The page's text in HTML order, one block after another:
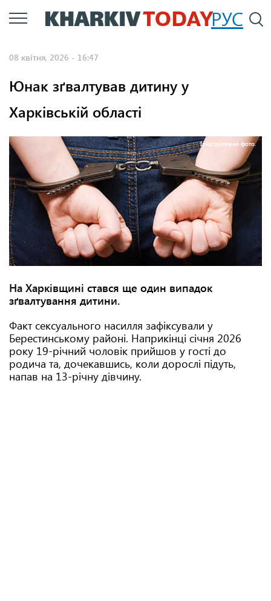
Перейти
до
РУС
08 квітня, 2026 - 16:47
Юнак зґвалтував дитину у
Харківській області
Ілюстративне фото.
На Харківщині стався ще один випадок
зґвалтування дитини.
Факт сексуального насилля зафіксували у
Берестинському районі. Наприкінці січня 2026
року 19-річний чоловік прийшов у гості до
родича та, дочекавшись, коли дорослі підуть,
напав на 13-річну дівчину.